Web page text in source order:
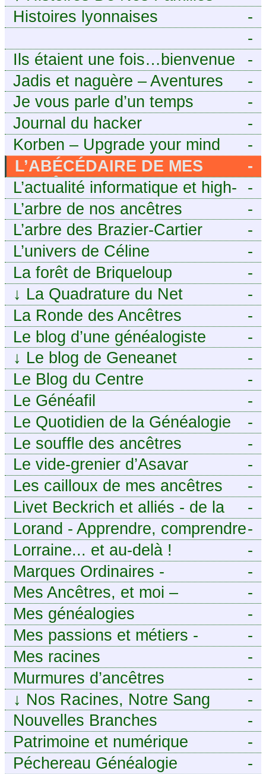
Blog de généalogie
-
Histoires lyonnaises
-
https://
-
Ils étaient une fois…bienvenue
chez mes ancêtres. – Une
histoire tourangelle, mais pas
seulement.
-
Jadis et naguère – Aventures
généalogiques de l’Atlantique
aux contreforts des Alpes
-
Je vous parle d’un temps
-
Journal du hacker
-
Korben – Upgrade your mind
-
L’ABÉCÉDAIRE DE MES
ANCÊTRES – Tout ce que
j’aurais aimé savoir sur ma
famille mais n’ai jamais osé
demander
-
L’actualité informatique et high-
tech pour décideurs IT.
-
L’arbre de nos ancêtres
-
L’arbre des Brazier-Cartier
-
L’univers de Céline
-
La forêt de Briqueloup
-
↓ La Quadrature du Net
-
La Ronde des Ancêtres
-
Le blog d’une généalogiste
-
↓ Le blog de Geneanet
-
Le Blog du Centre
Généalogique de Touraine -
-
Le Généafil
-
Le Quotidien de la Généalogie
-
Le souffle des ancêtres
-
Le vide-grenier d’Asavar
-
Les cailloux de mes ancêtres
-
Livet Beckrich et alliés - de la
généalogie à l’écriture.
-
Lorand - Apprendre, comprendre
et transmettre pour exister.
(Descartes)
-
Lorraine... et au-delà !
-
Marques Ordinaires -
Généalogie de Moselle et
d’ailleurs
-
Mes Ancêtres, et moi –
Découvrez mes aïeux en Ille-et-
Vilaine et ailleurs
-
Mes généalogies
-
Mes passions et métiers -
Généalogie et Tir à l’Arc
-
Mes racines
-
Murmures d’ancêtres
-
↓ Nos Racines, Notre Sang
-
Nouvelles Branches
-
Patrimoine et numérique
-
Péchereau Généalogie